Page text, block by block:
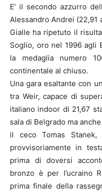
E’ il secondo azzurro
Alessandro Andrei (22,91
Gialle ha ripetuto il
Soglio, oro nel 1996 agli
la medaglia numero
continentale al chiuso.
Una gara esaltante con
tra Weir, capace di
italiano indoor di 21,67
sala di Belgrado ma
il ceco Tomas
provvisoriamente in
prima di doversi
bronzo è per l’ucraino
prima finale della